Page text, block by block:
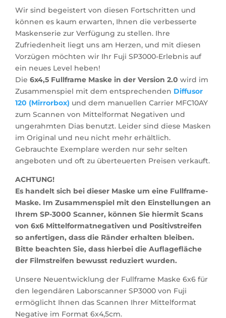
Wir sind begeistert von diesen Fortschritten und
können es kaum erwarten, Ihnen die verbesserte
Maskenserie zur Verfügung zu stellen. Ihre
Zufriedenheit liegt uns am Herzen, und mit diesen
Vorzügen möchten wir Ihr Fuji SP3000-Erlebnis auf
ein neues Level heben!
Die 6x4,5 Fullframe Maske in der Version 2.0 wird im
Zusammenspiel mit dem entsprechenden Diffusor
120 (Mirrorbox) und dem manuellen Carrier MFC10AY
zum Scannen von Mittelformat Negativen und
ungerahmten Dias benutzt. Leider sind diese Masken
im Original und neu nicht mehr erhältlich.
Gebrauchte Exemplare werden nur sehr selten
angeboten und oft zu überteuerten Preisen verkauft.
ACHTUNG!
Es handelt sich bei dieser Maske um eine Fullframe-
Maske. Im Zusammenspiel mit den Einstellungen an
Ihrem SP-3000 Scanner, können Sie hiermit Scans
von 6x6 Mittelformatnegativen und Positivstreifen
so anfertigen, dass die Ränder erhalten bleiben.
Bitte beachten Sie, dass hierbei die Auflagefläche
der Filmstreifen bewusst reduziert wurden.
Unsere Neuentwicklung der Fullframe Maske 6x6 für
den legendären Laborscanner SP3000 von Fuji
ermöglicht Ihnen das Scannen Ihrer Mittelformat
Negative im Format 6x4,5cm.